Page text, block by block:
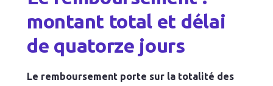
montant total et délai
de quatorze jours
Le remboursement porte sur la totalité des